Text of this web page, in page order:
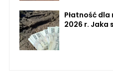
Płatność
2026 r. Jaka